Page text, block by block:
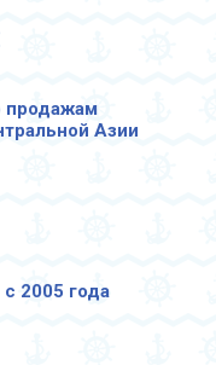
продажам
Азии
2005 года